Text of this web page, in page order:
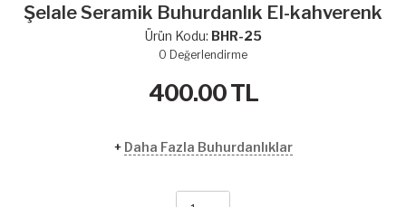
Şelale Seramik Buhurdanlık El-kahverenk
Ürün Kodu: BHR-25
0 Değerlendirme
400.00TL
+ Daha Fazla Buhurdanlıklar